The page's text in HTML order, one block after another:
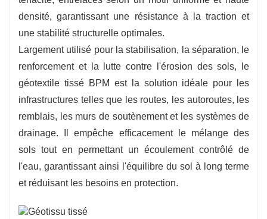
densité, garantissant une résistance à la traction et
une stabilité structurelle optimales.
Largement utilisé pour la stabilisation, la séparation, le
renforcement et la lutte contre l'érosion des sols, le
géotextile tissé BPM est la solution idéale pour les
infrastructures telles que les routes, les autoroutes, les
remblais, les murs de soutènement et les systèmes de
drainage. Il empêche efficacement le mélange des
sols tout en permettant un écoulement contrôlé de
l'eau, garantissant ainsi l'équilibre du sol à long terme
et réduisant les besoins en protection.